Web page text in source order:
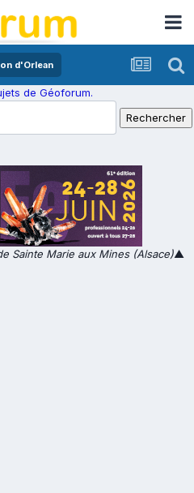
d'Orlean
de Géoforum.
Sainte Marie aux Mines (Alsace)▲